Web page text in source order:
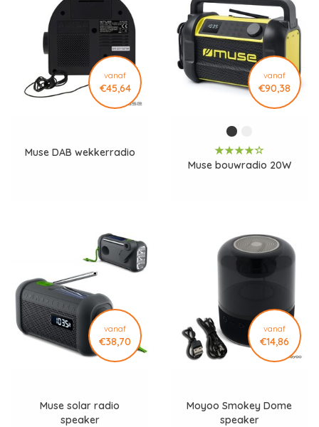
vanaf
€45,64
Muse DAB wekkerradio
vanaf
€90,38
Muse bouwradio 20W
vanaf
€38,70
Muse solar radio
speaker
vanaf
€14,86
Moyoo Smokey Dome
speaker